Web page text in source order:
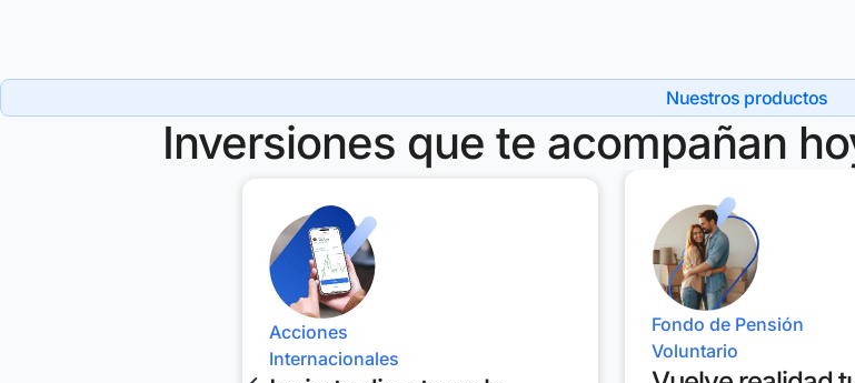
Nuestros productos
Inversiones que te acompañan
Acciones
Internacionales
Fondo de Pensión
Voluntario